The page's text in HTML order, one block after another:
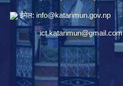
ईमेल: info@katarimun.gov.np
ict.katarimun@gmail.com